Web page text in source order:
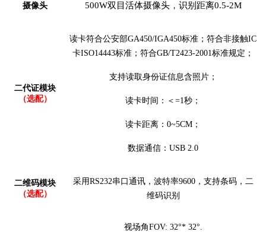
摄像头 500W双 目活体摄像头， 识别距离0.5-2M
二代证模块
（选配）
读卡符合公安部GA450/IGA450标准；符合非接触IC
卡ISO14443标准；符合GB/T2423-2001标准规定；
支持读取身份证信息含照片；
读卡时间：＜ =1秒；
读卡距离 ： 0~5CM ；
数据通信： USB 2.0
二维码模块
（选配）
采用RS232串口通讯，波特率9600，支持条码，二
维码识别
视场角FOV: 32°* 32°.